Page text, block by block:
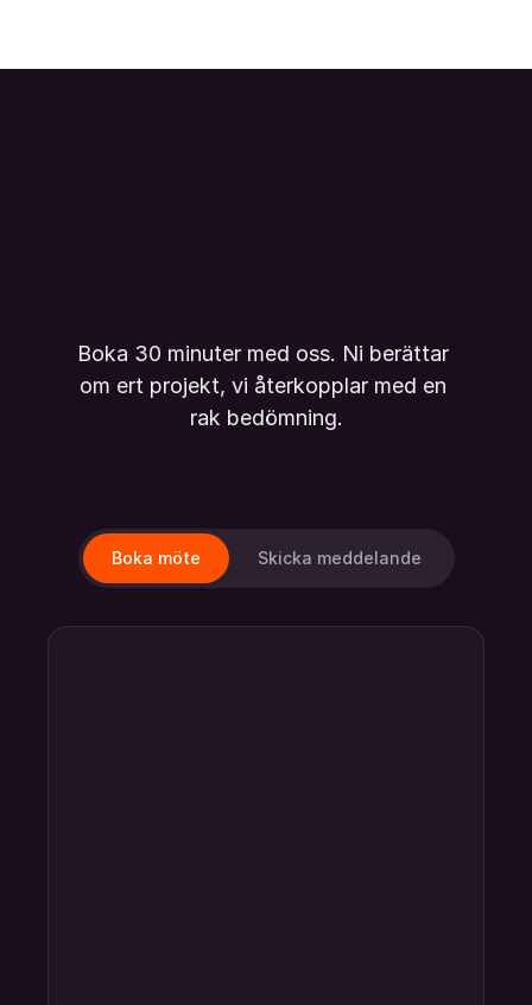
Boka 30 minuter med oss. Ni berättar
om ert projekt, vi återkopplar med en
rak bedömning.
Boka möte Skicka meddelande